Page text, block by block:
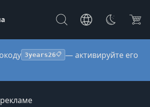
3years26📋 — активируйте его